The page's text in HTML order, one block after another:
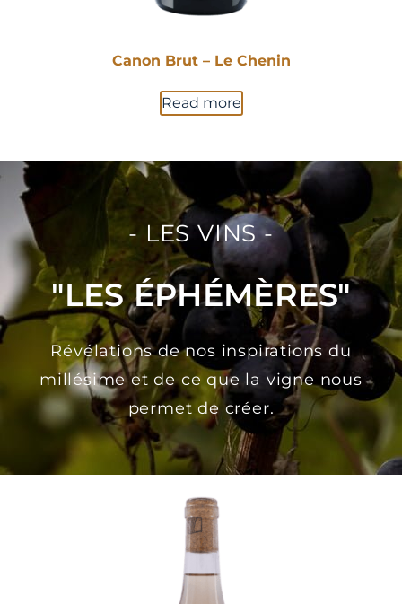
Canon Brut – Le Chenin
Read more
- LES VINS -
"LES ÉPHÉMÈRES"
Révélations de nos inspirations du
millésime et de ce que la vigne nous
permet de créer.